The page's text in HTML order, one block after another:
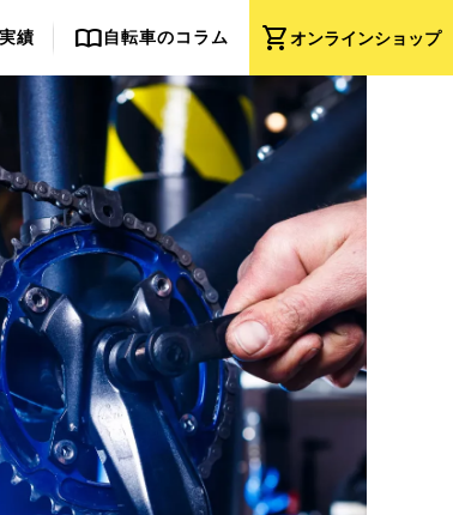
shopping_cartオンラインショップ
績 import_contacts自転車のコラム